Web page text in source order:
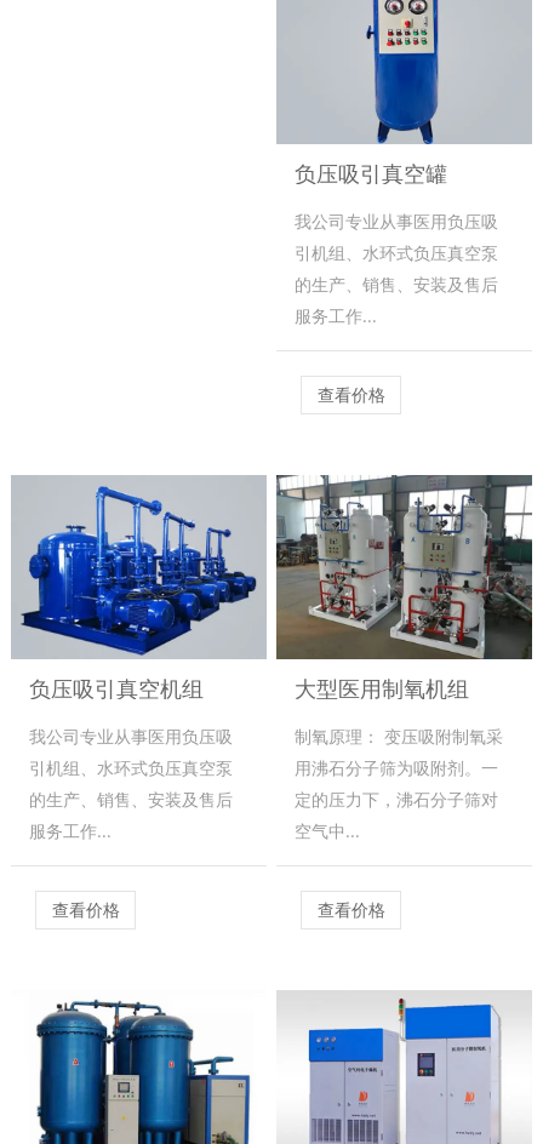
负压吸引真空罐
我公司专业从事医用负压吸
引机组、水环式负压真空泵
的生产、销售、安装及售后
服务工作...
查看价格
负压吸引真空机组
我公司专业从事医用负压吸
引机组、水环式负压真空泵
的生产、销售、安装及售后
服务工作...
查看价格
大型医用制氧机组
制氧原理： 变压吸附制氧采
用沸石分子筛为吸附剂。一
定的压力下，沸石分子筛对
空气中...
查看价格